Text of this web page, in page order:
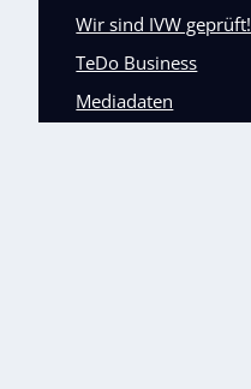
Wir sind IVW geprüft!
TeDo Business
Mediadaten